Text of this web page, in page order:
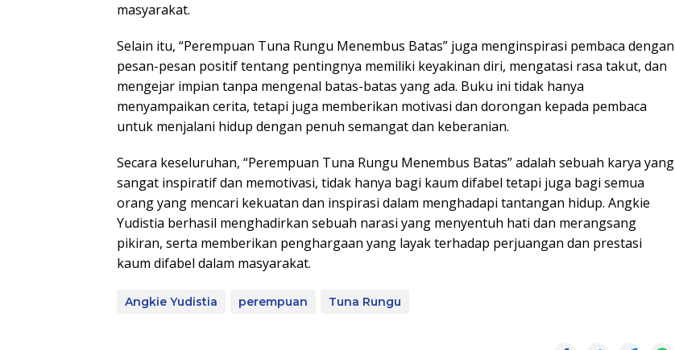
masyarakat.
Selain itu, “Perempuan Tuna Rungu Menembus Batas” juga menginspirasi pembaca dengan
pesan-pesan positif tentang pentingnya memiliki keyakinan diri, mengatasi rasa takut, dan
mengejar impian tanpa mengenal batas-batas yang ada. Buku ini tidak hanya
menyampaikan cerita, tetapi juga memberikan motivasi dan dorongan kepada pembaca
untuk menjalani hidup dengan penuh semangat dan keberanian.
Secara keseluruhan, “Perempuan Tuna Rungu Menembus Batas” adalah sebuah karya yang
sangat inspiratif dan memotivasi, tidak hanya bagi kaum difabel tetapi juga bagi semua
orang yang mencari kekuatan dan inspirasi dalam menghadapi tantangan hidup. Angkie
Yudistia berhasil menghadirkan sebuah narasi yang menyentuh hati dan merangsang
pikiran, serta memberikan penghargaan yang layak terhadap perjuangan dan prestasi
kaum difabel dalam masyarakat.
Angkie Yudistia perempuan Tuna Rungu